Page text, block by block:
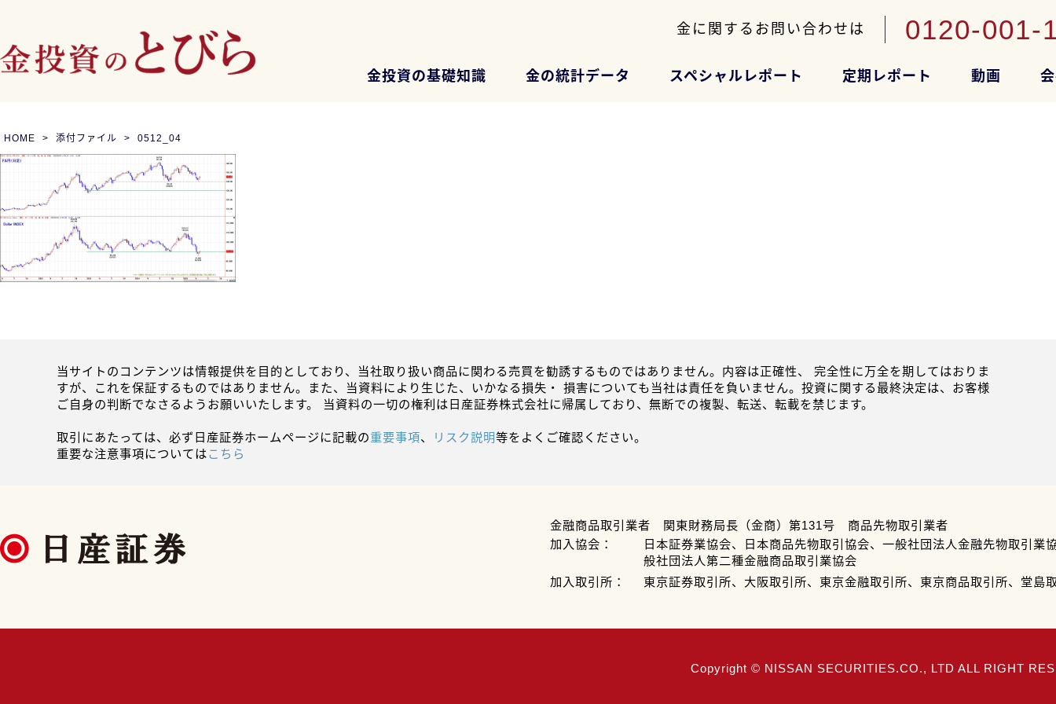
金に関するお問い合わせは 0120-001-
金投資の基礎知識 金の統計データ スペシャルレポート 定期レポート 動画
HOME 添付ファイル 0512_04
当サイトのコンテンツは情報提供を目的としており、当社取り扱い商品に関わる売買を勧誘するものではありません。内容は正確性、 完全性に万全を期してはおりま
すが、これを保証するものではありません。また、当資料により生じた、いかなる損失・ 損害についても当社は責任を負いません。投資に関する最終決定は、お客様
ご自身の判断でなさるようお願いいたします。 当資料の一切の権利は日産証券株式会社に帰属しており、無断での複製、転送、転載を禁じます。
取引にあたっては、必ず日産証券ホームページに記載の重要事項、 リスク説明等をよくご確認ください。
重要な注意事項についてはこちら
金融商品取引業者 関東財務局長（金商）第131号 商品先物取引業者
加入協会：
日本証券業協会、日本商品先物取引協会、一般社団法人金融先物取引業
般社団法人第二種金融商品取引業協会
加入取引所：
東京証券取引所、大阪取引所、東京金融取引所、東京商品取引所、堂島
Copyright © NISSAN SECURITIES.CO., LTD ALL RIGHT